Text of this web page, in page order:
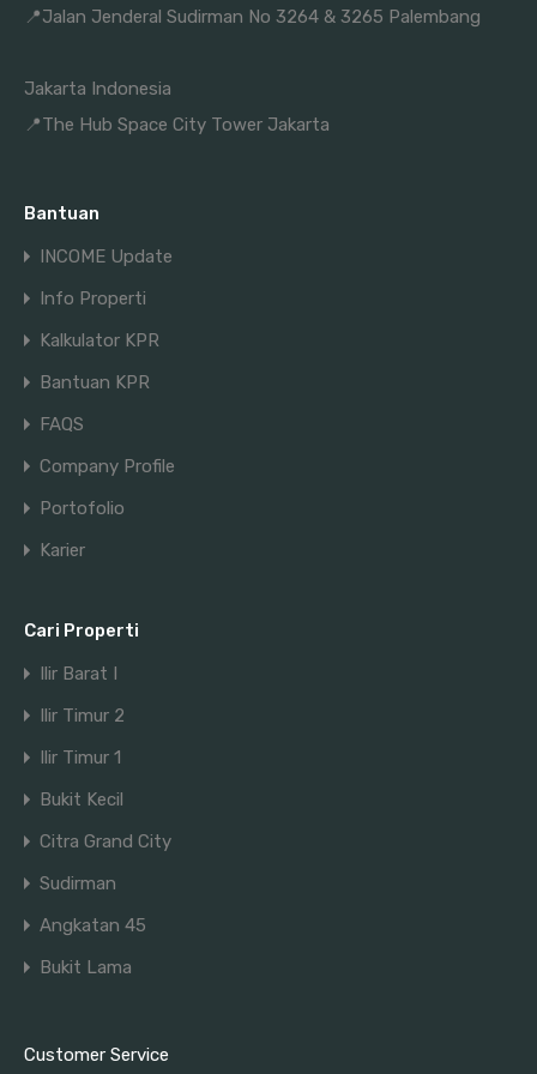
📍Jalan Jenderal Sudirman No 3264 & 3265 Palembang
Jakarta Indonesia
📍The Hub Space City Tower Jakarta
Bantuan
INCOME Update
Info Properti
Kalkulator KPR
Bantuan KPR
FAQS
Company Profile
Portofolio
Karier
Cari Properti
Ilir Barat I
Ilir Timur 2
Ilir Timur 1
Bukit Kecil
Citra Grand City
Sudirman
Angkatan 45
Bukit Lama
Customer Service